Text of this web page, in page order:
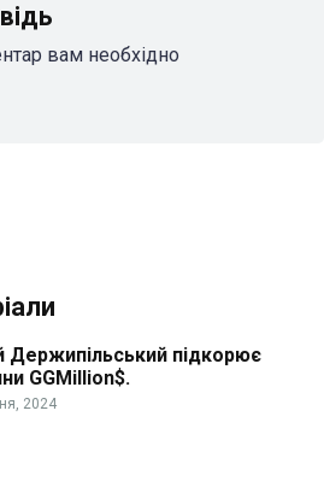
вам необхідно
Держипільський підкорює
GGMillion$.
2024